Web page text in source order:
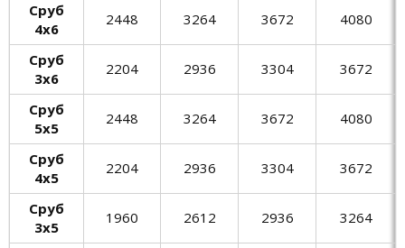
Сруб
4х6
2448 3264 3672 4080
Сруб
3х6
2204 2936 3304 3672
Сруб
5х5
2448 3264 3672 4080
Сруб
4х5
2204 2936 3304 3672
Сруб
3х5
1960 2612 2936 3264